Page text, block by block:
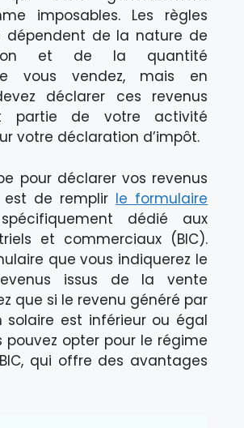
imposables. Les règles
dépendent de la nature de
et de la quantité
vous vendez, mais en
déclarer ces revenus
partie de votre activité
votre déclaration d’impôt.
pour déclarer vos revenus
est de remplir le formulaire
dédié aux
et commerciaux (BIC).
que vous indiquerez le
issus de la vente
que si le revenu généré par
solaire est inférieur ou égal
pouvez opter pour le régime
qui offre des avantages